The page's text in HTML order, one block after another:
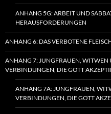
ANHANG 5G: ARBEIT UND
HERAUSFORDERUNGEN
ANHANG 6: DAS VERBOTENE
ANHANG 7: JUNGFRAUEN, WITWEN
VERBINDUNGEN, DIE GOTT
ANHANG 7A: JUNGFRAUEN,
VERBINDUNGEN, DIE GOTT